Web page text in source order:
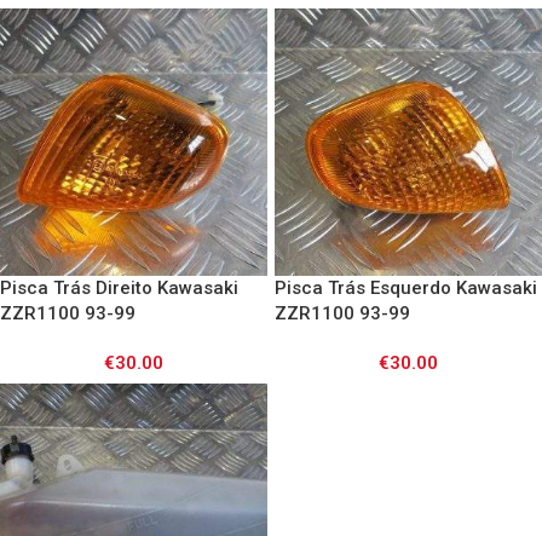
Pisca Trás Direito Kawasaki
ZZR1100 93-99
€30.00
Pisca Trás Esquerdo Kawasaki
ZZR1100 93-99
€30.00